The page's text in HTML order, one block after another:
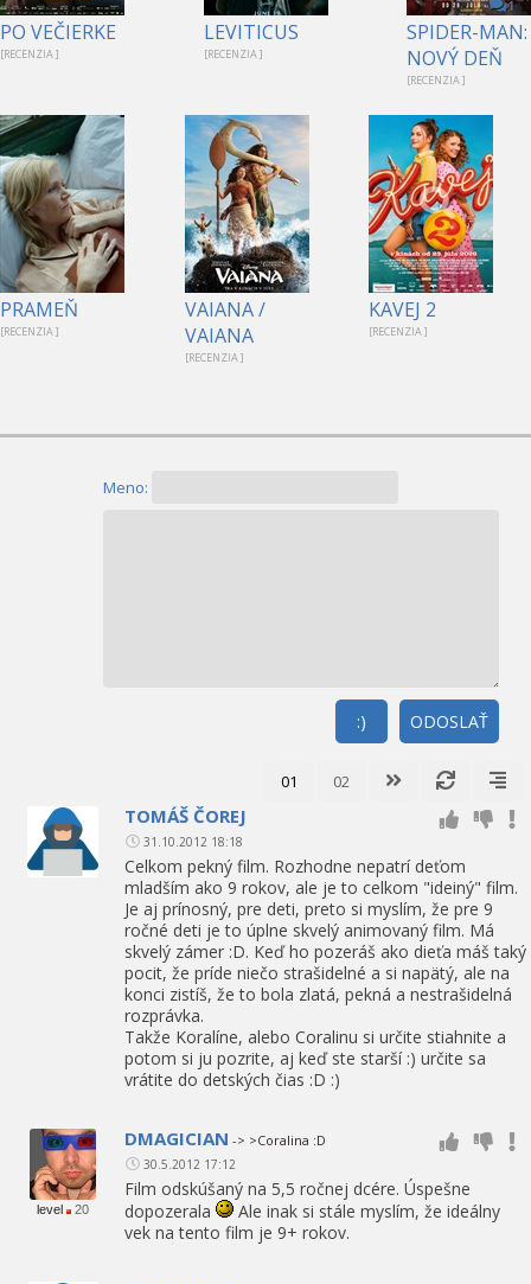
PO VEČIERKE
[RECENZIA ]
LEVITICUS
[RECENZIA ]
1
SPIDER-MAN:
NOVÝ DEŇ
[RECENZIA ]
PRAMEŇ
[RECENZIA ]
VAIANA /
VAIANA
[RECENZIA ]
KAVEJ 2
[RECENZIA ]
Meno:
ODOSLAŤ
:)
01 02
TOMÁŠ ČOREJ
31.10.2012 18:18
Celkom pekný film. Rozhodne nepatrí deťom
mladším ako 9 rokov, ale je to celkom "ideiný" film.
Je aj prínosný, pre deti, preto si myslím, že pre 9
ročné deti je to úplne skvelý animovaný film. Má
skvelý zámer :D. Keď ho pozeráš ako dieťa máš taký
pocit, že príde niečo strašidelné a si napätý, ale na
konci zistíš, že to bola zlatá, pekná a nestrašidelná
rozprávka.
Takže Koralíne, alebo Coralinu si určite stiahnite a
potom si ju pozrite, aj keď ste starší :) určite sa
vrátite do detských čias :D :)
level 20
DMAGICIAN -> >Coralina :D
30.5.2012 17:12
Film odskúšaný na 5,5 ročnej dcére. Úspešne
dopozerala
Ale inak si stále myslím, že ideálny
vek na tento film je 9+ rokov.